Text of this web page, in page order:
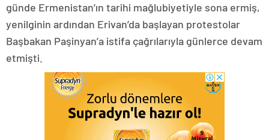
günde Ermenistan’ın tarihi mağlubiyetiyle sona ermiş,
yenilginin ardından Erivan’da başlayan protestolar
Başbakan Paşinyan’a istifa çağrılarıyla günlerce devam
etmişti.